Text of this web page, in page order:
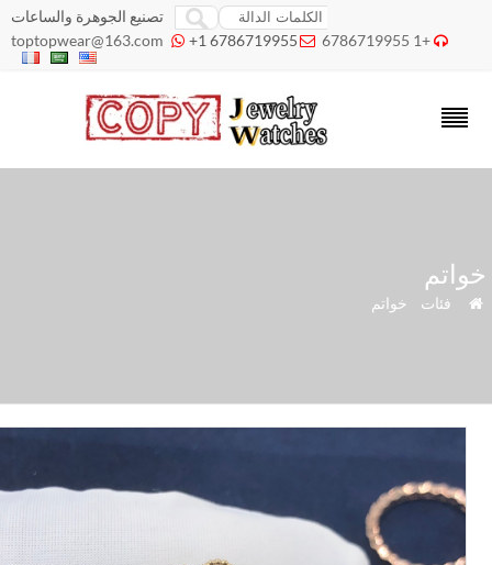
تصنيع الجوهرة والساعات
+1 6786719955

toptopwear@163.com  +1 6786719955
»فئات»خواتم